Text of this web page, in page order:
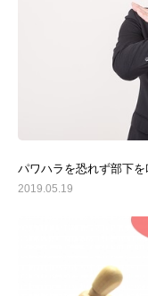
パワハラを恐れず部下
2019.05.19